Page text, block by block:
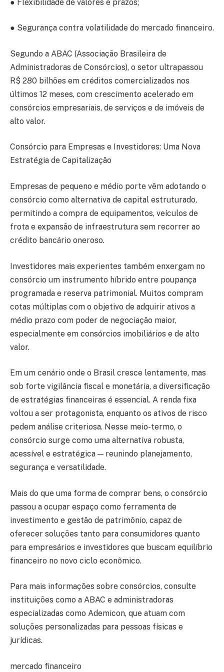
● Flexibilidade de valores e prazos;
● Segurança contra volatilidade do mercado financeiro.
Segundo a ABAC (Associação Brasileira de
Administradoras de Consórcios), o setor ultrapassou
R$ 280 bilhões em créditos comercializados nos
últimos 12 meses, com crescimento acelerado em
consórcios empresariais, de serviços e de imóveis de
alto valor.
Consórcio para Empresas e Investidores: Uma Nova
Estratégia de Capitalização
Empresas de pequeno e médio porte vêm adotando o
consórcio como alternativa de capital estruturado,
permitindo a compra de equipamentos, veículos de
frota e expansão de infraestrutura sem recorrer ao
crédito bancário oneroso.
Investidores mais experientes também enxergam no
consórcio um instrumento híbrido entre poupança
programada e reserva patrimonial. Muitos compram
cotas múltiplas com o objetivo de adquirir ativos a
médio prazo com poder de negociação maior,
especialmente em consórcios imobiliários e de alto
valor.
Em um cenário onde o Brasil cresce lentamente, mas
sob forte vigilância fiscal e monetária, a diversificação
de estratégias financeiras é essencial. A renda fixa
voltou a ser protagonista, enquanto os ativos de risco
pedem análise criteriosa. Nesse meio-termo, o
consórcio surge como uma alternativa robusta,
acessível e estratégica — reunindo planejamento,
segurança e versatilidade.
Mais do que uma forma de comprar bens, o consórcio
passou a ocupar espaço como ferramenta de
investimento e gestão de patrimônio, capaz de
oferecer soluções tanto para consumidores quanto
para empresários e investidores que buscam equilíbrio
financeiro no novo ciclo econômico.
Para mais informações sobre consórcios, consulte
instituições como a ABAC e administradoras
especializadas como Ademicon, que atuam com
soluções personalizadas para pessoas físicas e
jurídicas.
mercado financeiro